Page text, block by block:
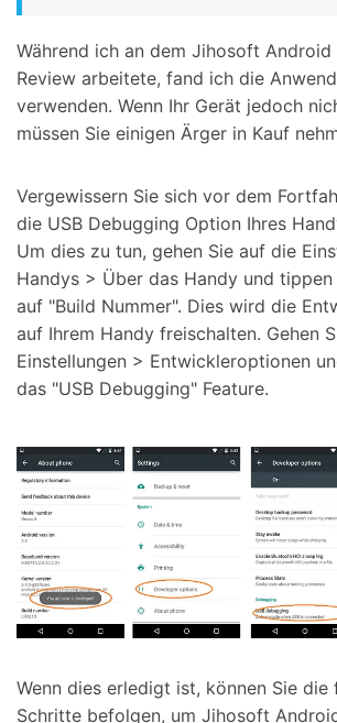
Während ich an dem Jihosoft Android
Review arbeitete, fand ich die
verwenden. Wenn Ihr Gerät jedoch
müssen Sie einigen Ärger in Kauf
Vergewissern Sie sich vor dem
die USB Debugging Option Ihres
Um dies zu tun, gehen Sie auf die
Handys > Über das Handy und tippen
auf "Build Nummer". Dies wird die
auf Ihrem Handy freischalten. Gehen
Einstellungen > Entwickleroptionen
das "USB Debugging" Feature.
Wenn dies erledigt ist, können Sie die
Schritte befolgen, um Jihosoft